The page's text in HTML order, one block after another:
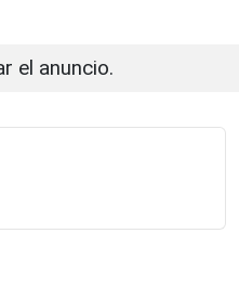
el anuncio.